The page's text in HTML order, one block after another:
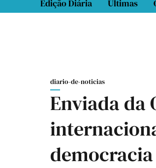
Edição Diária Últimas
diario-de-noticias
Enviada da
democracia